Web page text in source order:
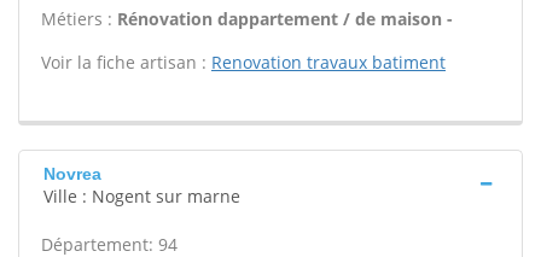
Métiers : Rénovation dappartement / de maison -
Voir la fiche artisan : Renovation travaux batiment
Novrea
Ville : Nogent sur marne
Département: 94